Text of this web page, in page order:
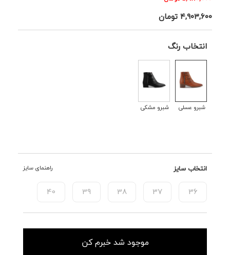
۴,۹۰۳,۶۰۰تومان
انتخاب رنگ
شبرو عسلی شبرو مشکی
انتخاب سایز راهنمای سایز
36
37
38
39
40
موجود شد خبرم کن